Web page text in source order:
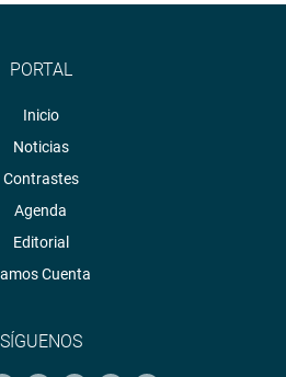
PORTAL
Inicio
Noticias
Contrastes
Agenda
Editorial
Cuenta
SÍGUENOS